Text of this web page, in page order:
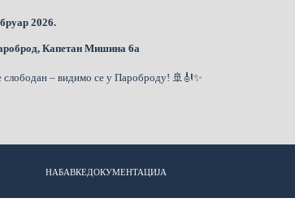
2026.
Капетан Мишина 6а
слободан – видимо се у Пароброду! 🚢🎻✨
НАБАВКЕДОКУМЕНТАЦИЈА